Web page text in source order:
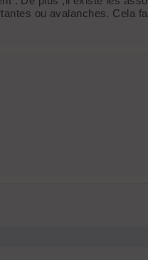
ou avalanches. Cela